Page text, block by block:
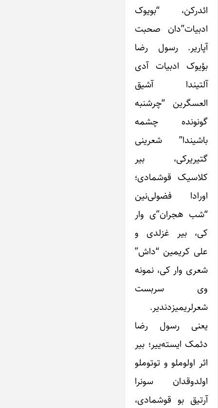
ائدرکن، “بویوک
ادبیات”دان صحبت
آپاریر. رسول رضا
بؤیوک ادبیات آدی
آلتیندا آشیق
العسگرین “چرشنبه
گونونده چشمه
باشیندا” شعرینی
گتیریرکی، بیر
کلاسیک قوشمادی؛
اورادا فضولی‌نین
“شب هجران”ی وار
کی، بیر غزلدی و
علی کریمین “داش”
شعری وار کی، نمونه
وی سربست
شعرلریمیزدندیر.
یعنی رسول رضا
دئمک ایسته‌ییر؛ بیر
اثر اولوملو و توتوملو
اولدوقدان سونرا
آرتیق بو قوشمادی،